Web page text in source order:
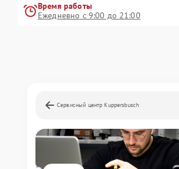
Время работы
Ежедневно с 9:00 до 21:00
Сервисный центр Kuppersbusch